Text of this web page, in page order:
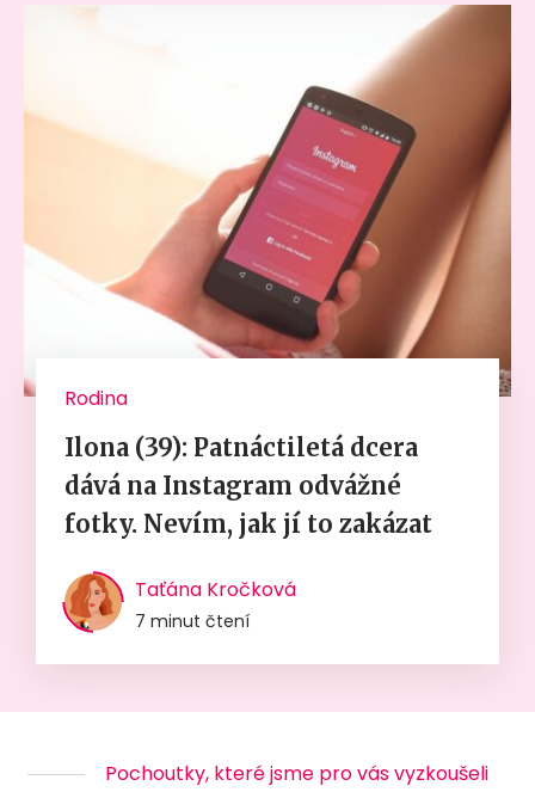
Rodina
Ilona (39): Patnáctiletá dcera
dává na Instagram odvážné
fotky. Nevím, jak jí to zakázat
Taťána Kročková
7 minut čtení
Pochoutky, které jsme pro vás vyzkoušeli